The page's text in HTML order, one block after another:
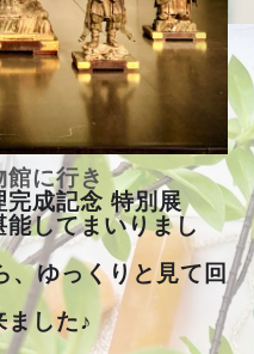
に行き
成記念 特別展
してまいりまし
、ゆっくりと見て回
した♪